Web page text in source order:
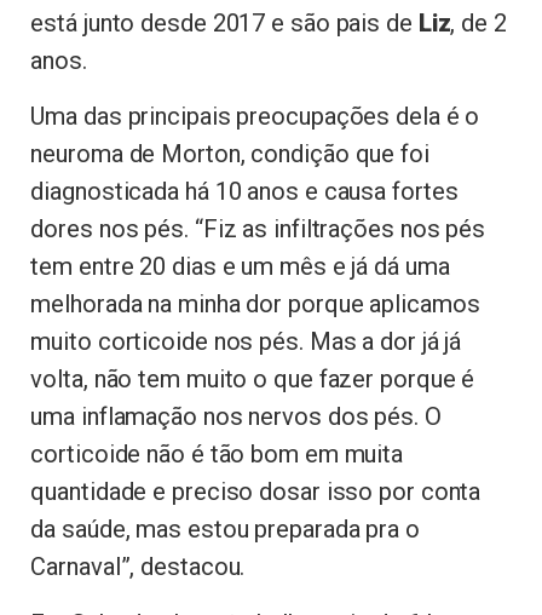
está junto desde 2017 e são pais de Liz, de 2
anos.
Uma das principais preocupações dela é o
neuroma de Morton, condição que foi
diagnosticada há 10 anos e causa fortes
dores nos pés. “Fiz as infiltrações nos pés
tem entre 20 dias e um mês e já dá uma
melhorada na minha dor porque aplicamos
muito corticoide nos pés. Mas a dor já já
volta, não tem muito o que fazer porque é
uma inflamação nos nervos dos pés. O
corticoide não é tão bom em muita
quantidade e preciso dosar isso por conta
da saúde, mas estou preparada pra o
Carnaval”, destacou.